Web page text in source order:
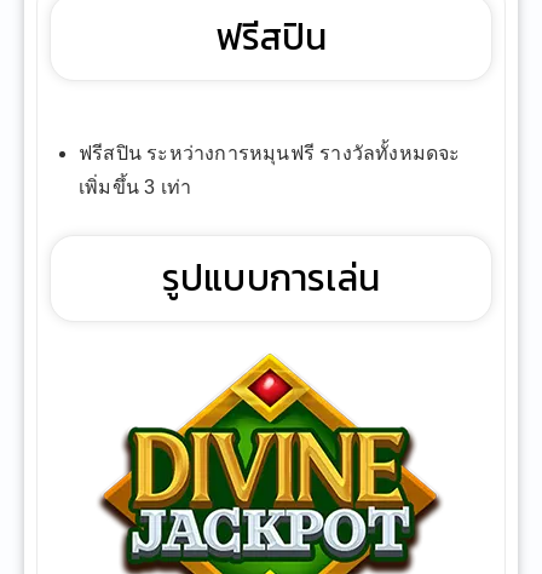
ฟรีสปิน
ฟรีสปิน ระหว่างการหมุนฟรี รางวัลทั้งหมดจะ
เพิ่มขึ้น 3 เท่า
รูปแบบการเล่น